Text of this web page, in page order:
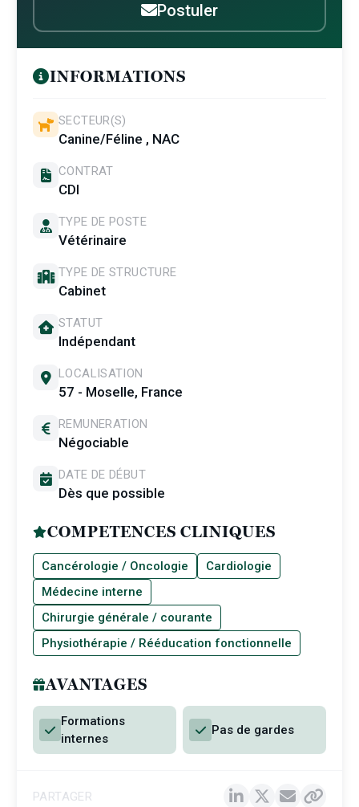
Postuler
INFORMATIONS
SECTEUR(S)
Canine/Féline , NAC
CONTRAT
CDI
TYPE DE POSTE
Vétérinaire
TYPE DE STRUCTURE
Cabinet
STATUT
Indépendant
LOCALISATION
57 - Moselle, France
REMUNERATION
Négociable
DATE DE DÉBUT
Dès que possible
COMPETENCES CLINIQUES
Cancérologie / Oncologie
Cardiologie
Médecine interne
Chirurgie générale / courante
Physiothérapie / Rééducation fonctionnelle
AVANTAGES
Formations
internes
Pas de gardes
PARTAGER